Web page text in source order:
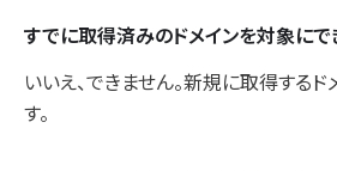
すでに取得済みのドメインを対象にで
いいえ、できません。新規に取得する
す。